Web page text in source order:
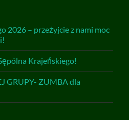
2026 – przeżyjcie z nami moc
Krajeńskiego!
GRUPY- ZUMBA dla